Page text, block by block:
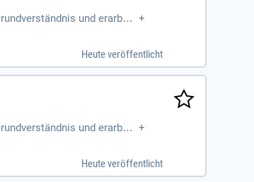
und erarbeit +
Heute veröffentlicht
und erarbeit +
Heute veröffentlicht